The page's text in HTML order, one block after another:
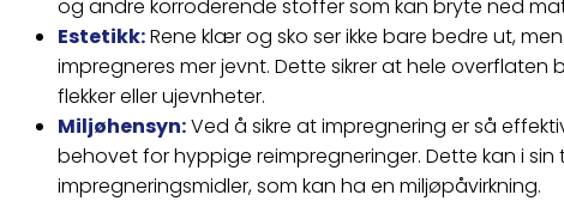
og andre korroderende stoffer som kan bryte ned
Estetikk:Rene klær og sko ser ikke bare bedre ut,
impregneres mer jevnt. Dette sikrer at hele overflaten
flekker eller ujevnheter.
Miljøhensyn:Ved å sikre at impregnering er så
behovet for hyppige reimpregneringer. Dette kan i
impregneringsmidler, som kan ha en miljøpåvirkning.